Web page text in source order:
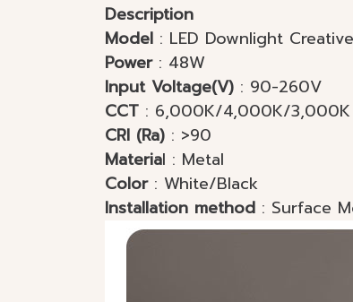
Description
Model : LED Downlight
Power: 48W
Input Voltage(V) : 90-260V
CCT : 6,000K/4,000K/3,000K
CRI (Ra) : >90
Material : Metal
Color: White/Black
Installation method :